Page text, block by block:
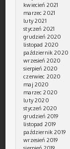
kwiecień 2021
marzec 2021
luty 2021
styczeń 2021
grudzień 2020
listopad 2020
październik 2020
wrzesień 2020
sierpień 2020
czerwiec 2020
maj 2020
marzec 2020
luty 2020
styczeń 2020
grudzień 2019
listopad 2019
październik 2019
wrzesień 2019